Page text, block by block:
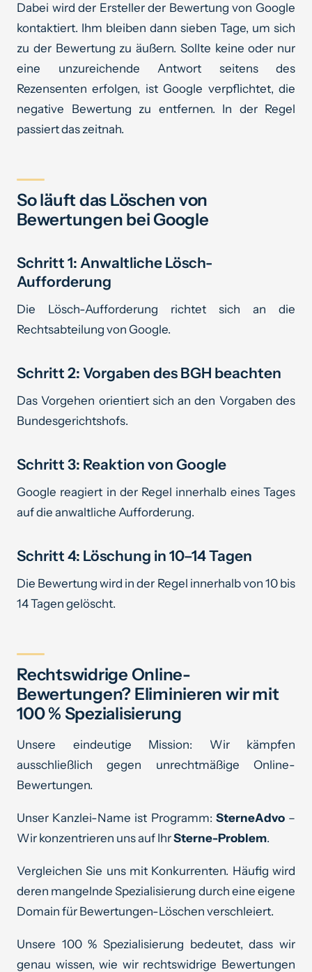
Dabei wird der Ersteller der Bewertung von Google
kontaktiert. Ihm bleiben dann sieben Tage, um sich
zu der Bewertung zu äußern. Sollte keine oder nur
eine unzureichende Antwort seitens des
Rezensenten erfolgen, ist Google verpflichtet, die
negative Bewertung zu entfernen. In der Regel
passiert das zeitnah.
So läuft das Löschen von
Bewertungen bei Google
Schritt 1: Anwaltliche Lösch-
Aufforderung
Die Lösch-Aufforderung richtet sich an die
Rechtsabteilung von Google.
Schritt 2: Vorgaben des BGH beachten
Das Vorgehen orientiert sich an den Vorgaben des
Bundesgerichtshofs.
Schritt 3: Reaktion von Google
Google reagiert in der Regel innerhalb eines Tages
auf die anwaltliche Aufforderung.
Schritt 4: Löschung in 10–14 Tagen
Die Bewertung wird in der Regel innerhalb von 10 bis
14 Tagen gelöscht.
Rechtswidrige Online-
Bewertungen? Eliminieren wir mit
100 % Spezialisierung
Unsere eindeutige Mission: Wir kämpfen
ausschließlich gegen unrechtmäßige Online-
Bewertungen.
Unser Kanzlei-Name ist Programm: SterneAdvo–
Wir konzentrieren uns auf IhrSterne-Problem.
Vergleichen Sie uns mit Konkurrenten. Häufig wird
deren mangelnde Spezialisierung durch eine eigene
Domain für Bewertungen-Löschen verschleiert.
Unsere 100 % Spezialisierung bedeutet, dass wir
genau wissen, wie wir rechtswidrige Bewertungen